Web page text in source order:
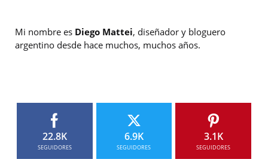
Mi nombre es Diego Mattei, diseñador y bloguero
argentino desde hace muchos, muchos años.
22.8K
SEGUIDORES
6.9K
SEGUIDORES
3.1K
SEGUIDORES